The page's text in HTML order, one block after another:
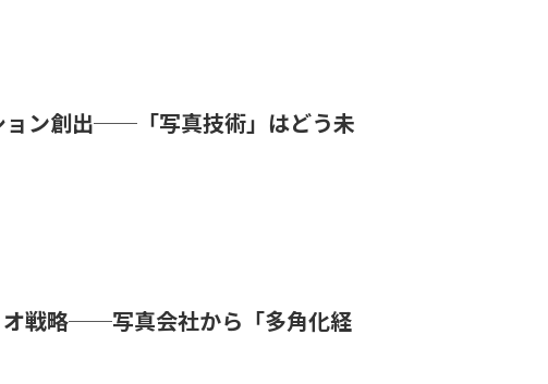
ョン創出──「写真技術」はどう未
オ戦略──写真会社から「多角化経